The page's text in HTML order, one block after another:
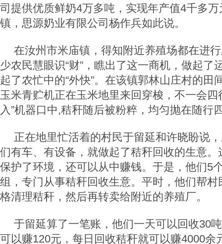
司提供优质鲜奶4万多吨，实现年产值4千多万
镇，思源奶业有限公司杨作兵如此说。
在汝州市米庙镇，得知附近养殖场都在进
少农民慧眼识“财”，瞧出了这一商机，做起了
起了农忙中的“外快”。在该镇郭林山庄村的田
玉米青贮机正在玉米地里来回穿梭，不一会四
入”机器口中,秸秆随后被粉粹，均匀抛在随行
正在地里忙活着的村民于留延和许晓盼说
们有车、有设备，就做起了秸秆回收的生意
保护了环境，还可以从中赚钱。于是，他们5
组，专门从事秸秆回收生意。平时，他们帮
格清理秸秆，然后再转卖给附近的养殖厂。
于留延算了一笔账，他们一天可以回收30
可以赚120元，每日回收秸秆就可以赚4000余